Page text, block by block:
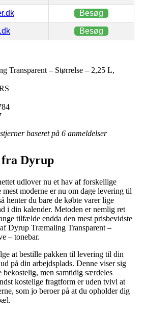
Besøg
Besøg
Transparent – Størrelse – 2,25 L,
baseret på 6 anmeldelser
Dyrup
udlover nu et hav af forskellige
moderne er nu om dage levering til
henter du bare de købte varer lige
i din kalender. Metoden er nemlig ret
tilfælde endda den mest prisbevidste
Dyrup Træmaling Transparent –
– tonebar.
at bestille pakken til levering til din
på din arbejdsplads. Denne viser sig
men samtidig særdeles
kostelige fragtform er uden tvivl at
som jo beroer på at du opholder dig